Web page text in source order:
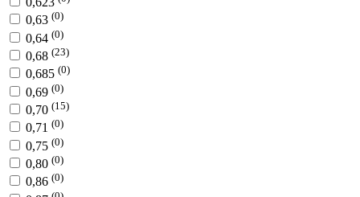
0,63 (0)
0,64 (0)
0,68 (23)
0,685 (0)
0,69 (0)
0,70 (15)
0,71 (0)
0,75 (0)
0,80 (0)
0,86 (0)